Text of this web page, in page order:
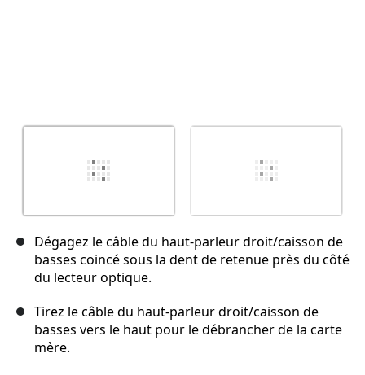
Dégagez le câble du haut-parleur droit/caisson de
basses coincé sous la dent de retenue près du côté
du lecteur optique.
Tirez le câble du haut-parleur droit/caisson de
basses vers le haut pour le débrancher de la carte
mère.